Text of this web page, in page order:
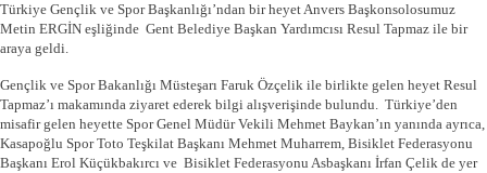
Türkiye Gençlik ve Spor Başkanlığı’ndan bir heyet Anvers Başkonsolosumuz
Metin ERGİN eşliğinde Gent Belediye Başkan Yardımcısı Resul Tapmaz ile bir
araya geldi.
Gençlik ve Spor Bakanlığı Müsteşarı Faruk Özçelik ile birlikte gelen heyet Resul
Tapmaz’ı makamında ziyaret ederek bilgi alışverişinde bulundu. Türkiye’den
misafir gelen heyette Spor Genel Müdür Vekili Mehmet Baykan’ın yanında ayrıca,
Kasapoğlu Spor Toto Teşkilat Başkanı Mehmet Muharrem, Bisiklet Federasyonu
Başkanı Erol Küçükbakırcı ve Bisiklet Federasyonu Asbaşkanı İrfan Çelik de yer